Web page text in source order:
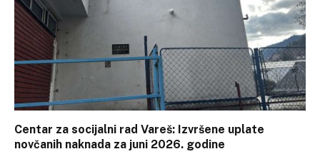
Centar za socijalni rad Vareš: Izvršene uplate
novčanih naknada za juni 2026. godine